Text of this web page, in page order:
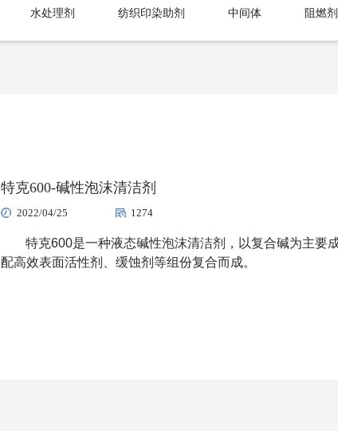
水处理剂 纺织印染助剂 中间体 阻燃剂
特克600-碱性泡沫清洁剂
2022/04/25 1274
特克600是一种液态碱性泡沫清洁剂
，以复合碱为主要
配高效表面活性剂、缓蚀剂等组份复合而成。